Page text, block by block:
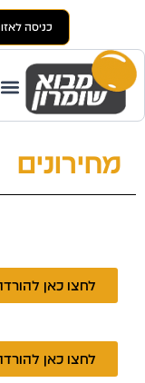
כניסה לאזור אישי
לחצו כאן להורדה
לחצו כאן להורדה